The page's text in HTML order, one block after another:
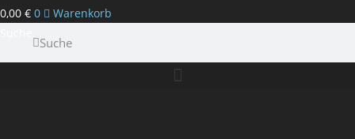
0,00 € 0
Warenkorb
Suche